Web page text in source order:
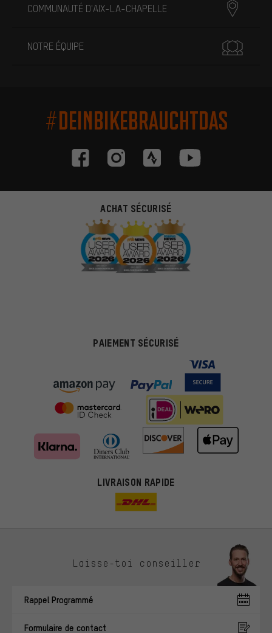
COMMUNAUTÉ D'AIX-LA-CHAPELLE
NOTRE ÉQUIPE
#DEINBIKEBRAUCHTDAS
ACHAT SÉCURISÉ
PAIEMENT SÉCURISÉ
LIVRAISON RAPIDE
Laisse-toi conseiller
Rappel Programmé
Formulaire de contact